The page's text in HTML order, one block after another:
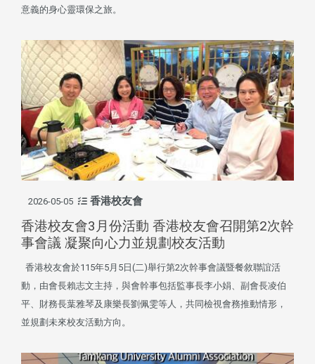
意義的身心靈環保之旅。
2026-05-05 香港校友會
香港校友會3月份活動 香港校友會召開第2次幹
事會議 凝聚向心力並規劃校友活動
香港校友會於115年5月5日(二)舉行第2次幹事會議暨餐敘聯誼活
動，由會長賴志文主持，與會幹事包括監事長李小娟、副會長凌伯
平、財務長葉雅琴及康樂長劉佩雯等人，共同檢視會務推動情形，
並規劃未來校友活動方向。